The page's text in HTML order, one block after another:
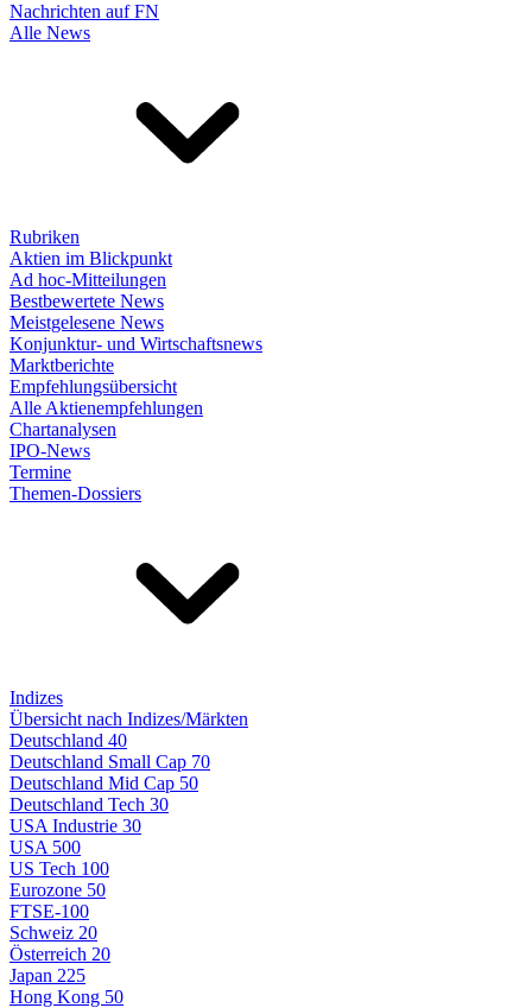
Nachrichten auf FN
Alle News
Rubriken
Aktien im Blickpunkt
Ad hoc-Mitteilungen
Bestbewertete News
Meistgelesene News
Konjunktur- und Wirtschaftsnews
Marktberichte
Empfehlungsübersicht
Alle Aktienempfehlungen
Chartanalysen
IPO-News
Termine
Themen-Dossiers
Indizes
Übersicht nach Indizes/Märkten
Deutschland 40
Deutschland Small Cap 70
Deutschland Mid Cap 50
Deutschland Tech 30
USA Industrie 30
USA 500
US Tech 100
Eurozone 50
FTSE-100
Schweiz 20
Österreich 20
Japan 225
Hong Kong 50